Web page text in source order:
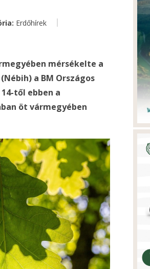
Erdőhírek
mérsékelte a
a BM Országos
től ebben a
öt vármegyében